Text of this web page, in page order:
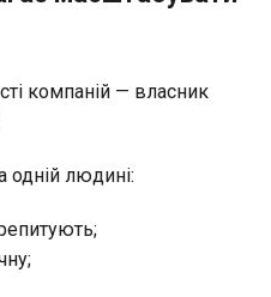
компаній — власник
одній людині: